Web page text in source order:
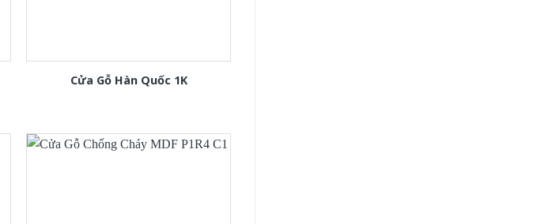
Cửa Gỗ Hàn Quốc 1K